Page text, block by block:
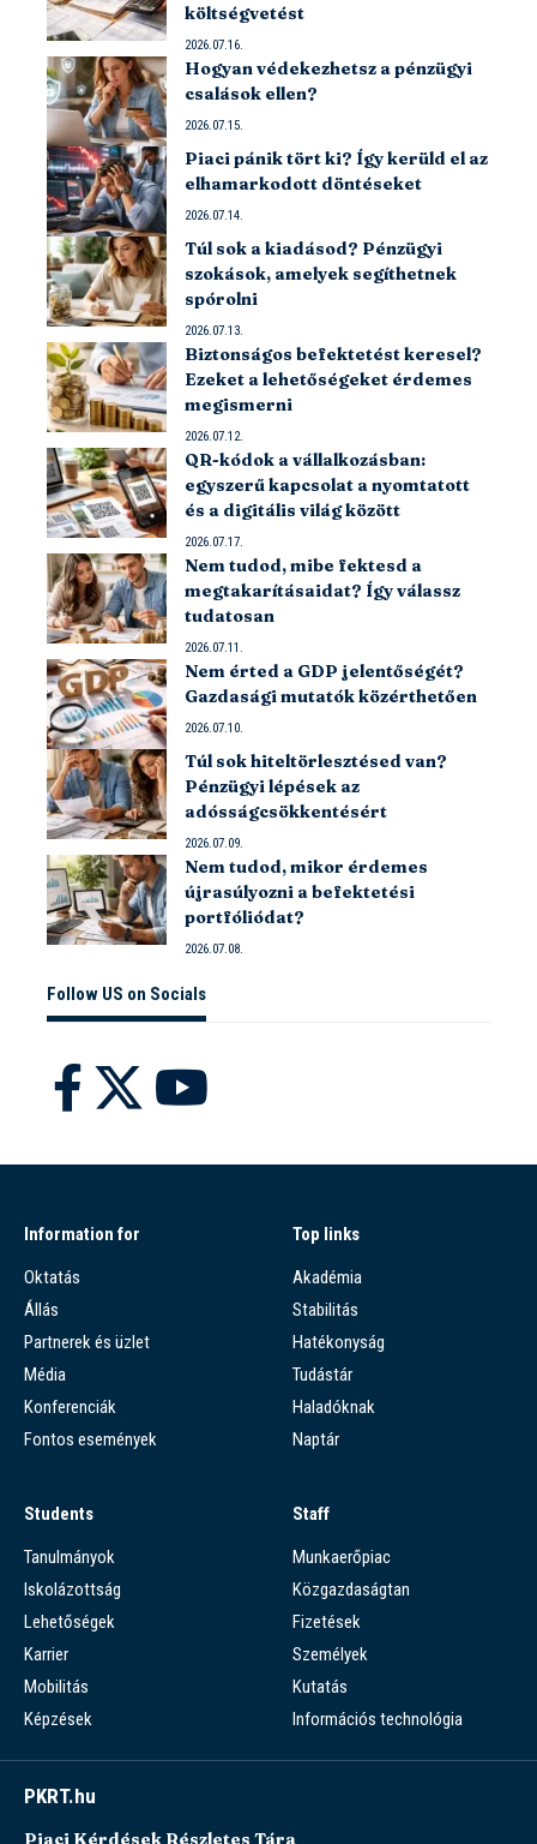
költségvetést
2026.07.16.
Hogyan védekezhetsz a pénzügyi
csalások ellen?
2026.07.15.
Piaci pánik tört ki? Így kerüld el az
elhamarkodott döntéseket
2026.07.14.
Túl sok a kiadásod? Pénzügyi
szokások, amelyek segíthetnek
spórolni
2026.07.13.
Biztonságos befektetést keresel?
Ezeket a lehetőségeket érdemes
megismerni
2026.07.12.
QR-kódok a vállalkozásban:
egyszerű kapcsolat a nyomtatott
és a digitális világ között
2026.07.17.
Nem tudod, mibe fektesd a
megtakarításaidat? Így válassz
tudatosan
2026.07.11.
Nem érted a GDP jelentőségét?
Gazdasági mutatók közérthetően
2026.07.10.
Túl sok hiteltörlesztésed van?
Pénzügyi lépések az
adósságcsökkentésért
2026.07.09.
Nem tudod, mikor érdemes
újrasúlyozni a befektetési
portfóliódat?
2026.07.08.
Follow US on Socials
Information for
Oktatás
Állás
Partnerek és üzlet
Média
Konferenciák
Fontos események
Top links
Akadémia
Stabilitás
Hatékonyság
Tudástár
Haladóknak
Naptár
Students
Tanulmányok
Iskolázottság
Lehetőségek
Karrier
Mobilitás
Képzések
Staff
Munkaerőpiac
Közgazdaságtan
Fizetések
Személyek
Kutatás
Információs technológia
PKRT.hu
Piaci Kérdések Részletes Tára